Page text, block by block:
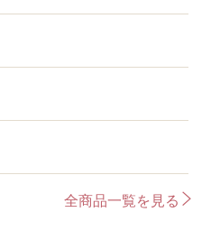
全商品一覧を見る